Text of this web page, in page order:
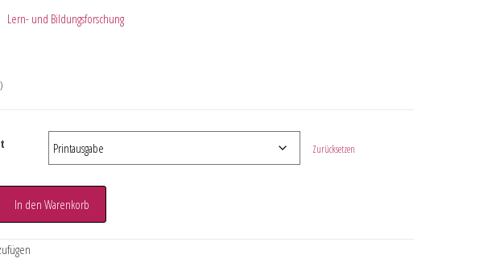
Lern- und Bildungsforschung
Zurücksetzen
In den Warenkorb